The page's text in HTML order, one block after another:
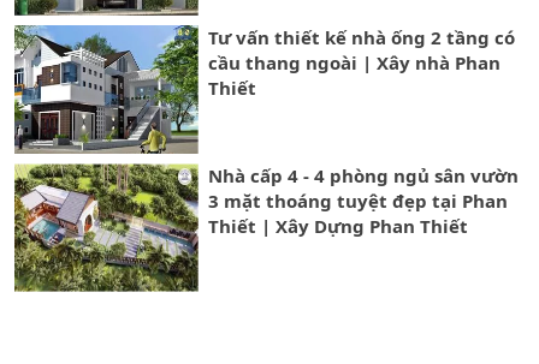
Tư vấn thiết kế nhà ống 2 tầng có
cầu thang ngoài | Xây nhà Phan
Thiết
Nhà cấp 4 - 4 phòng ngủ sân vườn
3 mặt thoáng tuyệt đẹp tại Phan
Thiết | Xây Dựng Phan Thiết